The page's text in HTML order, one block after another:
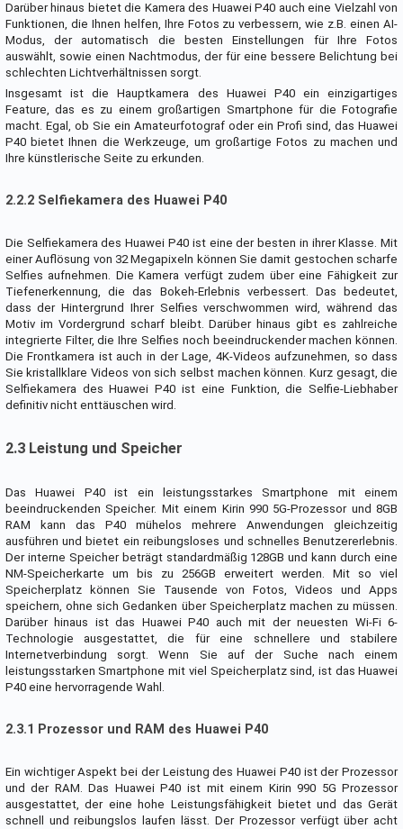
Darüber hinaus bietet die Kamera des Huawei P40 auch eine Vielzahl von
Funktionen, die Ihnen helfen, Ihre Fotos zu verbessern, wie z.B. einen AI-
Modus, der automatisch die besten Einstellungen für Ihre Fotos
auswählt, sowie einen Nachtmodus, der für eine bessere Belichtung bei
schlechten Lichtverhältnissen sorgt.
Insgesamt ist die Hauptkamera des Huawei P40 ein einzigartiges
Feature, das es zu einem großartigen Smartphone für die Fotografie
macht. Egal, ob Sie ein Amateurfotograf oder ein Profi sind, das Huawei
P40 bietet Ihnen die Werkzeuge, um großartige Fotos zu machen und
Ihre künstlerische Seite zu erkunden.
2.2.2 Selfiekamera des Huawei P40
Die Selfiekamera des Huawei P40 ist eine der besten in ihrer Klasse. Mit
einer Auflösung von 32 Megapixeln können Sie damit gestochen scharfe
Selfies aufnehmen. Die Kamera verfügt zudem über eine Fähigkeit zur
Tiefenerkennung, die das Bokeh-Erlebnis verbessert. Das bedeutet,
dass der Hintergrund Ihrer Selfies verschwommen wird, während das
Motiv im Vordergrund scharf bleibt. Darüber hinaus gibt es zahlreiche
integrierte Filter, die Ihre Selfies noch beeindruckender machen können.
Die Frontkamera ist auch in der Lage, 4K-Videos aufzunehmen, so dass
Sie kristallklare Videos von sich selbst machen können. Kurz gesagt, die
Selfiekamera des Huawei P40 ist eine Funktion, die Selfie-Liebhaber
definitiv nicht enttäuschen wird.
2.3 Leistung und Speicher
Das Huawei P40 ist ein leistungsstarkes Smartphone mit einem
beeindruckenden Speicher. Mit einem Kirin 990 5G-Prozessor und 8GB
RAM kann das P40 mühelos mehrere Anwendungen gleichzeitig
ausführen und bietet ein reibungsloses und schnelles Benutzererlebnis.
Der interne Speicher beträgt standardmäßig 128GB und kann durch eine
NM-Speicherkarte um bis zu 256GB erweitert werden. Mit so viel
Speicherplatz können Sie Tausende von Fotos, Videos und Apps
speichern, ohne sich Gedanken über Speicherplatz machen zu müssen.
Darüber hinaus ist das Huawei P40 auch mit der neuesten Wi-Fi 6-
Technologie ausgestattet, die für eine schnellere und stabilere
Internetverbindung sorgt. Wenn Sie auf der Suche nach einem
leistungsstarken Smartphone mit viel Speicherplatz sind, ist das Huawei
P40 eine hervorragende Wahl.
2.3.1 Prozessor und RAM des Huawei P40
Ein wichtiger Aspekt bei der Leistung des Huawei P40 ist der Prozessor
und der RAM. Das Huawei P40 ist mit einem Kirin 990 5G Prozessor
ausgestattet, der eine hohe Leistungsfähigkeit bietet und das Gerät
schnell und reibungslos laufen lässt. Der Prozessor verfügt über acht